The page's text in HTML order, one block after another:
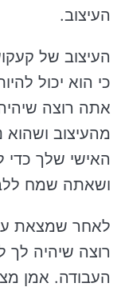
העיצוב.
העיצוב של
כי הוא יכול
אתה רוצה
מהעיצוב ושהוא
האישי שלך כדי
ושאתה שמח
לאחר שמצאת
רוצה שיהיה
העבודה. אמן